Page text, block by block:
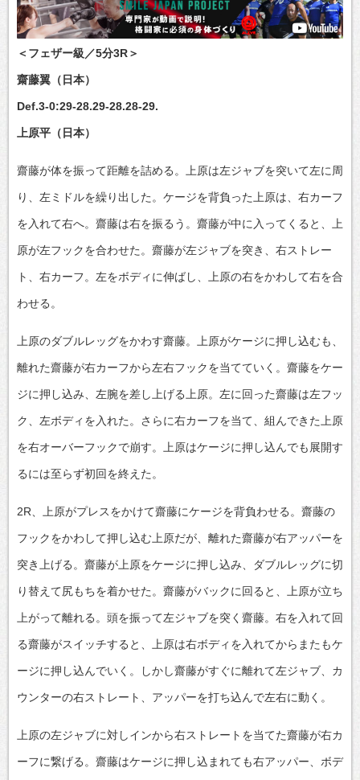
＜フェザー級／5分3R＞
齋藤翼（日本）
Def.3-0:29-28.29-28.28-29.
上原平（日本）
齋藤が体を振って距離を詰める。上原は左ジャブを突いて左に周
り、左ミドルを繰り出した。ケージを背負った上原は、右カーフ
を入れて右へ。齋藤は右を振るう。齋藤が中に入ってくると、上
原が左フックを合わせた。齋藤が左ジャブを突き、右ストレー
ト、右カーフ。左をボディに伸ばし、上原の右をかわして右を合
わせる。
上原のダブルレッグをかわす齋藤。上原がケージに押し込むも、
離れた齋藤が右カーフから左右フックを当てていく。齋藤をケー
ジに押し込み、左腕を差し上げる上原。左に回った齋藤は左フッ
ク、左ボディを入れた。さらに右カーフを当て、組んできた上原
を右オーバーフックで崩す。上原はケージに押し込んでも展開す
るには至らず初回を終えた。
2R、上原がプレスをかけて齋藤にケージを背負わせる。齋藤の
フックをかわして押し込む上原だが、離れた齋藤が右アッパーを
突き上げる。齋藤が上原をケージに押し込み、ダブルレッグに切
り替えて尻もちを着かせた。齋藤がバックに回ると、上原が立ち
上がって離れる。頭を振って左ジャブを突く齋藤。右を入れて回
る齋藤がスイッチすると、上原は右ボディを入れてからまたもケ
ージに押し込んでいく。しかし齋藤がすぐに離れて左ジャブ、カ
ウンターの右ストレート、アッパーを打ち込んで左右に動く。
上原の左ジャブに対しインから右ストレートを当てた齋藤が右カ
ーフに繋げる。齋藤はケージに押し込まれても右アッパー、ボデ